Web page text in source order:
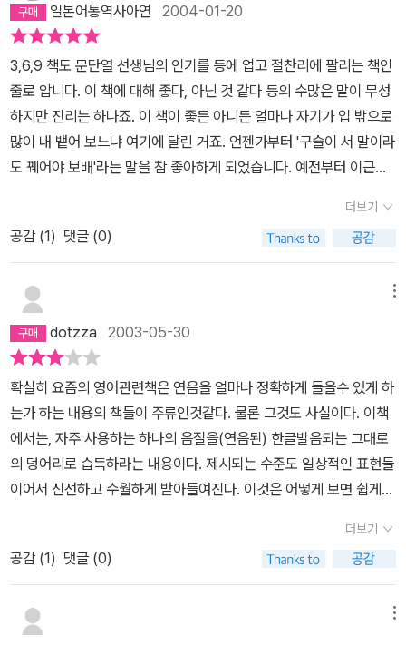
일본어통역사아연 2004-01-20
3,6,9 책도 문단열 선생님의 인기를 등에 업고 절찬리에 팔리는 책인
줄로 압니다. 이 책에 대해 좋다, 아닌 것 같다 등의 수많은 말이 무성
하지만 진리는 하나죠. 이 책이 좋든 아니든 얼마나 자기가 입 밖으로
많이 내 뱉어 보느냐 여기에 달린 거죠. 언젠가부터 '구슬이 서 말이라
도 꿰어야 보배'라는 말을 참 좋아하게 되었습니다. 예전부터 이근철
있지만 소장해 두면 뭐합니까? 듣지 않고, 보지 않고, 말하지 않는데
그 책을 갖고 있다는 이유만으로 저도 그 선생님들처럼 유창한 영어
를 구사하게 된답니까? 다 자기 노력에서 비롯되는 거죠. 개인적으로
는 이 책이 참 좋은 것 같습니다. 이근철 선생님이나 문단열 선생님은
요. 그리고 흥미 유발을 항상 염두에 두니까요. 계속 입 밖으로 영어를
내 보낼 수 있으신 분에게는 강추입니다!
더보기
공감 (1) 댓글 (0)
dotzza 2003-05-30
확실히 요즘의 영어관련책은 연음을 얼마나 정확하게 들을수 있게 하
는가 하는 내용의 책들이 주류인것같다. 물론 그것도 사실이다. 이책
에서는, 자주 사용하는 하나의 음절을(연음된) 한글발음되는 그대로
의 덩어리로 습득하라는 내용이다. 제시되는 수준도 일상적인 표현들
이어서 신선하고 수월하게 받아들여진다. 이것은 어떻게 보면 쉽게
장의 의미를 파악하지 못하면 소리째 습득한 영어도 의미가 없다는
말이다. 또한 이책에서 강조한 모든 발음들은 오로지 미국식 영어라
는것이다. 또 같은 미국식이라고 해도 나의 작은 경험으론 이 책에서
말하는 것처럼 천편일률적이지는 않다는것이다. 예를 들어 What do
you think~는 '와리유씽크' 이렇게 발음하라 하지만 '왓두유씽크'라
더보기
공감 (1) 댓글 (0)